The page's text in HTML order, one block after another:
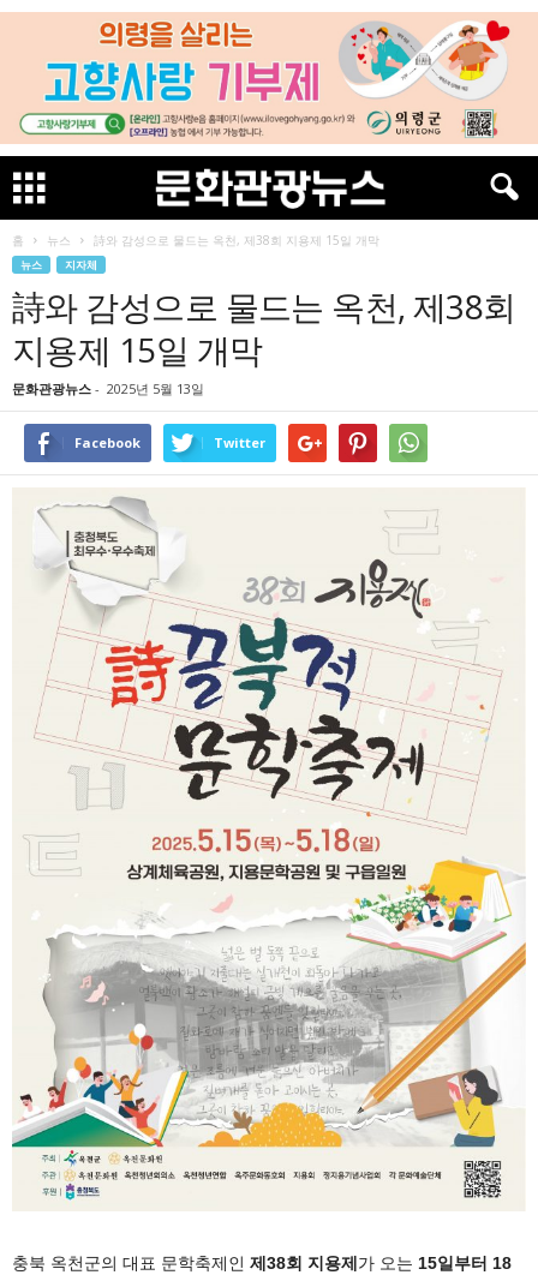
홈 뉴스 詩와 감성으로 물드는 옥천, 제38회 지용제 15일 개막
뉴스 지자체
詩와 감성으로 물드는 옥천, 제38회
지용제 15일 개막
문화관광뉴스 - 2025년 5월 13일
Facebook Twitter
충북 옥천군의 대표 문학축제인 제38회 지용제 가 오는 15일부터 18